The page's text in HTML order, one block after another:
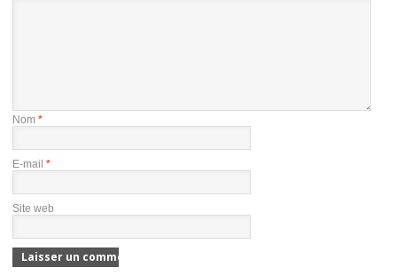
Nom *
E-mail *
Site web